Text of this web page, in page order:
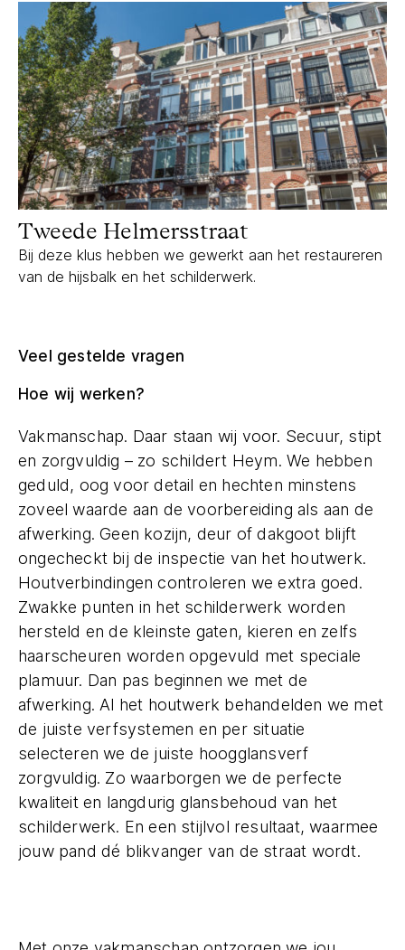
Tweede Helmersstraat
Tweede Helmersstraat
Bij deze klus hebben we gewerkt aan het restaureren
van de hijsbalk en het schilderwerk.
Veel gestelde vragen
Hoe wij werken?
Vakmanschap. Daar staan wij voor. Secuur, stipt
en zorgvuldig – zo schildert Heym. We hebben
geduld, oog voor detail en hechten minstens
zoveel waarde aan de voorbereiding als aan de
afwerking. Geen kozijn, deur of dakgoot blijft
ongecheckt bij de inspectie van het houtwerk.
Houtverbindingen controleren we extra goed.
Zwakke punten in het schilderwerk worden
hersteld en de kleinste gaten, kieren en zelfs
haarscheuren worden opgevuld met speciale
plamuur. Dan pas beginnen we met de
afwerking. Al het houtwerk behandelden we met
de juiste verfsystemen en per situatie
selecteren we de juiste hoogglansverf
zorgvuldig. Zo waarborgen we de perfecte
kwaliteit en langdurig glansbehoud van het
schilderwerk. En een stijlvol resultaat, waarmee
jouw pand dé blikvanger van de straat wordt.